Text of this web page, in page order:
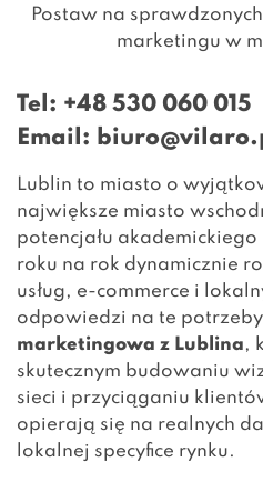
Postaw na
marketingu w
Tel: +48 530 060 015
Email:
Lublin to miasto o
największe miasto
potencjału
roku na rok dynamicznie
usług, e-commerce i
odpowiedzi na te
marketingowa z Lublina,
skutecznym budowaniu
sieci i przyciąganiu
opierają się na realnych
lokalnej specyfice rynku.